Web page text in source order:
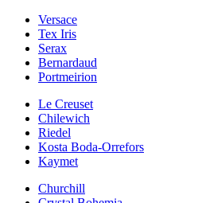
Versace
Tex Iris
Serax
Bernardaud
Portmeirion
Le Creuset
Chilewich
Riedel
Kosta Boda-Orrefors
Kaymet
Churchill